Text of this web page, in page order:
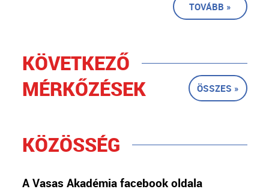
TOVÁBB »
KÖVETKEZŐ
MÉRKŐZÉSEK
ÖSSZES »
KÖZÖSSÉG
A Vasas Akadémia facebook oldala